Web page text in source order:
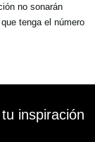
no sonarán
tenga el número
inspiración